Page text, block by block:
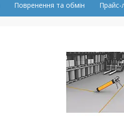
Повренення та обмін Прайс-